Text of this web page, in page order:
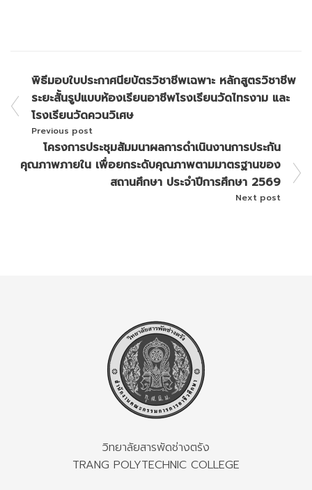
พิธีมอบใบประกาศนียบัตรวิชาชีพเฉพาะ หลักสูตรวิชาชีพ
ระยะสั้นรูปแบบห้องเรียนอาชีพโรงเรียนวัดไทรงาม และ
โรงเรียนวัดควนวิเศษ
Previous post
โครงการประชุมสัมมนาผลการดำเนินงานการประกัน
คุณภาพภายใน เพื่อยกระดับคุณภาพตามมาตรฐานของ
สถานศึกษา ประจำปีการศึกษา 2569
Next post
วิทยาลัยสารพัดช่างตรัง
TRANG POLYTECHNIC COLLEGE